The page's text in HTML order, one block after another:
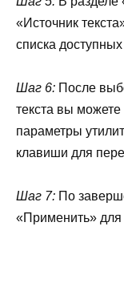
«Источник
списка
Шаг 6: После
текста вы
параметры
клавиши для
Шаг 7: По
«Применить»